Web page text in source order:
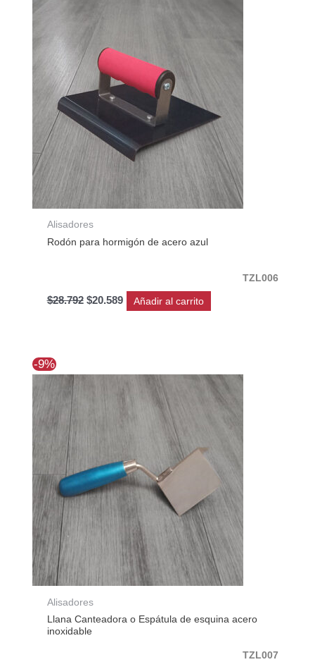
Alisadores
Rodón para hormigón de acero azul
TZL006
$28.792
$28.792.
$20.589 Añadir al carrito
-9%
Alisadores
Llana Canteadora o Espátula de esquina acero
inoxidable
TZL007
precio precio
actual